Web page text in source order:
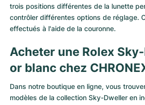
trois positions différentes de la lunette
contrôler différentes options de réglage.
effectués à l'aide de la couronne.
Acheter une Rolex
or blanc chez
Dans notre boutique en ligne, vous
modèles de la collection Sky-Dweller en